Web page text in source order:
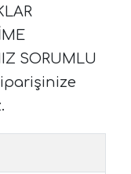
SORUMLU